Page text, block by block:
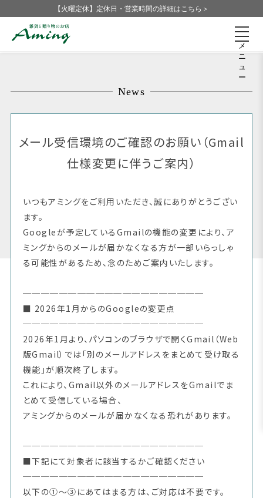
【火曜定休】定休日・営業時間の詳細はこちら＞
メ
ニ
ュ
ー
News
メール受信環境のご確認のお願い（Gmail
仕様変更に伴うご案内）
いつもアミングをご利用いただき、誠にありがとうござい
ます。
Googleが予定しているGmailの機能の変更により、ア
ミングからのメールが届かなくなる方が一部いらっしゃ
る可能性があるため、念のためご案内いたします。
────────────────────
■ 2026年1月からのGoogleの変更点
────────────────────
2026年1月より、 パソコンのブラウザで開くGmail（Web
版Gmail）では「別のメールアドレスをまとめて受け取る
機能」が順次終了します。
これにより、Gmail以外のメールアドレスをGmailでま
とめて受信している場合、
アミングからのメールが届かなくなる恐れがあります。
────────────────────
■下記にて対象者に該当するかご確認ください
────────────────────
以下の①～③にあてはまる方は、ご対応は不要です。